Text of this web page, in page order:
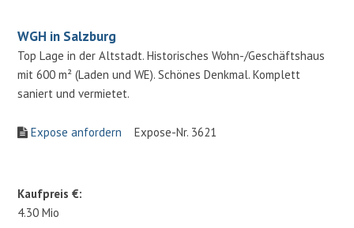
WGH in Salzburg
Top Lage in der Altstadt. Historisches Wohn-/Geschäftshaus
mit 600 m² (Laden und WE). Schönes Denkmal. Komplett
saniert und vermietet.
Expose anfordern Expose-Nr. 3621
Kaufpreis €:
4.30 Mio